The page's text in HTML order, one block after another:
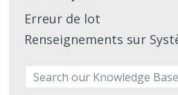
Erreur de lot
Renseignements sur